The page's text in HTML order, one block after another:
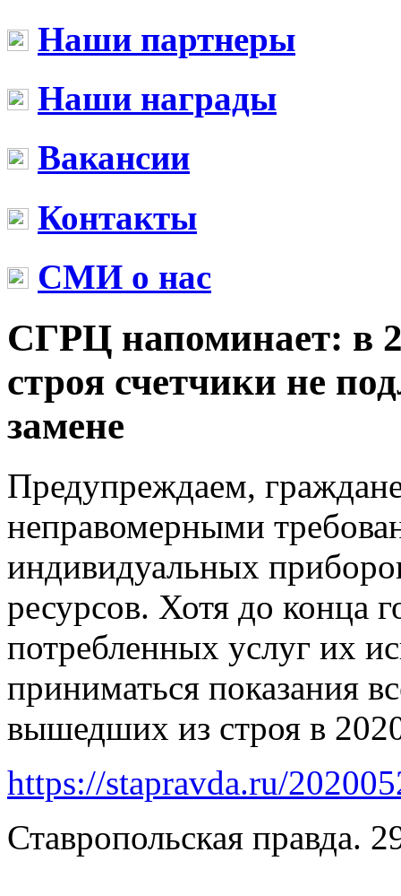
Наши партнеры
Наши награды
Вакансии
Контакты
СМИ о нас
СГРЦ напоминает: в
строя счетчики не
замене
Предупреждаем,
неправомерными
индивидуальных
ресурсов. Хотя до конца
потребленных услуг их
приниматься показания
вышедших из строя в
https://stapravda.ru/
Ставропольская правда.